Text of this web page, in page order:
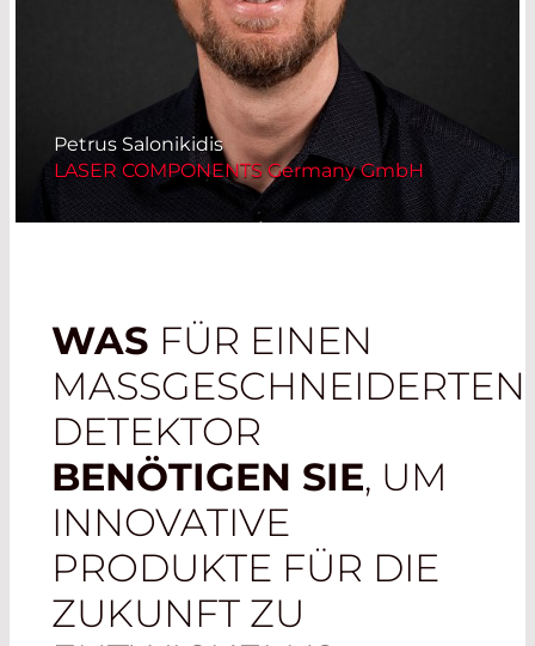
WAS FÜR EINEN
MASSGESCHNEIDERTEN
DETEKTOR
BENÖTIGEN SIE, UM
INNOVATIVE
PRODUKTE FÜR DIE
ZUKUNFT ZU
Petrus Salonikidis
LASER COMPONENTS Germany GmbH